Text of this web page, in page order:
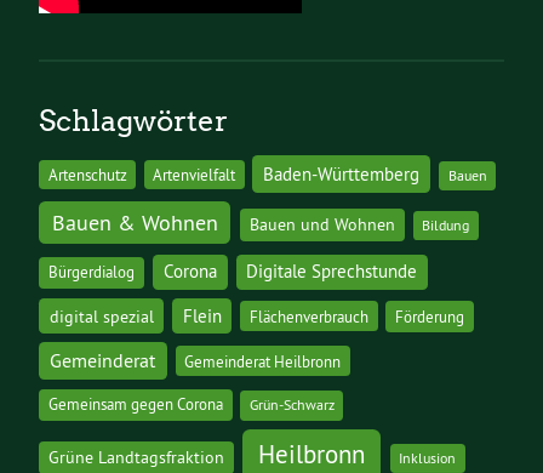
Schlagwörter
Artenschutz Artenvielfalt Baden-Württemberg Bauen
Bauen & Wohnen Bauen und Wohnen Bildung
Bürgerdialog Corona Digitale Sprechstunde
digital spezial Flein Flächenverbrauch Förderung
Gemeinderat Gemeinderat Heilbronn
Gemeinsam gegen Corona Grün-Schwarz
Grüne Landtagsfraktion Heilbronn Inklusion